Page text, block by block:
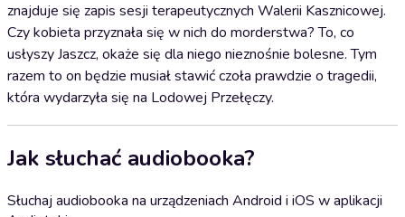
znajduje się zapis sesji terapeutycznych Walerii Kasznicowej.
Czy kobieta przyznała się w nich do morderstwa? To, co
usłyszy Jaszcz, okaże się dla niego nieznośnie bolesne. Tym
razem to on będzie musiał stawić czoła prawdzie o tragedii,
która wydarzyła się na Lodowej Przełęczy.
Jak słuchać audiobooka?
Słuchaj audiobooka na urządzeniach Android i iOS w aplikacji